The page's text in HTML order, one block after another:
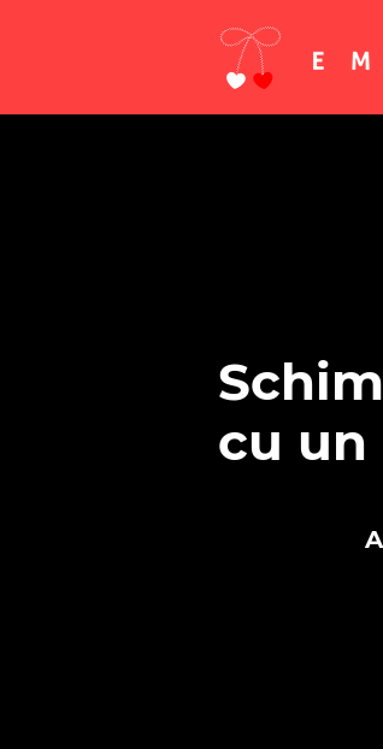
cu un